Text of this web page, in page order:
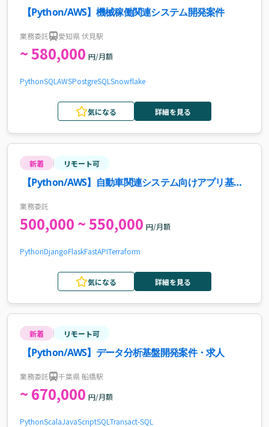
【Python/AWS】機械稼働関連システム開発案件
業務委託 愛知県 伏見駅
~ 580,000 円/月額
PythonSQL AWSPostgreSQL Snowflake
気になる 詳細を見る
新着 リモート可
【Python/AWS】自動車関連システム向けアプリ基盤
業務委託
500,000 ~ 550,000 円/月額
PythonDjangoFlaskFastAPITerraform
気になる 詳細を見る
新着 リモート可
【Python/AWS】データ分析基盤開発案件・求人
業務委託 千葉県 船橋駅
~ 670,000 円/月額
PythonScalaJavaScriptSQL Transact-SQL